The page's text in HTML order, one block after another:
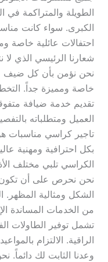
الطويلة والمتراكمة في
الكبرى. سواء كانت
احتفالات عائلية خاصة
شعارنا الرئيسي الذي
نحن نؤمن بأن كل ضيف
خاصة ومميزة جداً.
تقديم خدمة ضيافة
العميل ومتطلباته
تاجير كراسي مناسبات
بكل احترافية ومهنية
الكراسي تلبي مختلف
نحن نحرص على أن تكون
الشكل ومثالية المظهر.
من الخدمات المساندة
تشمل توفير الطاولات
الراقية. الالتزام
وعدنا الثابت لك دائماً.